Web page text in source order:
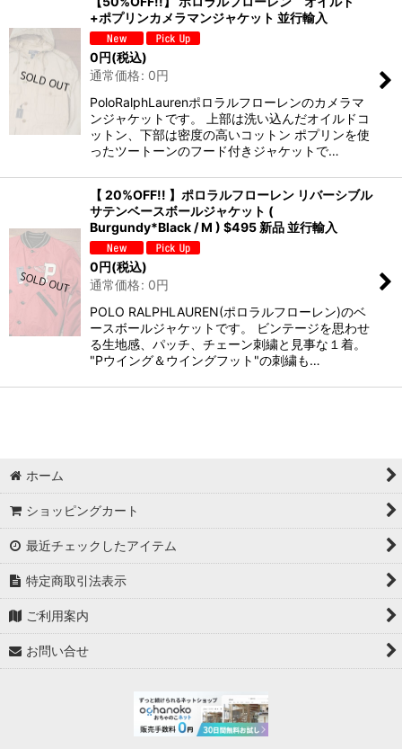
+ポプリンカメラマンジャケット 並行輸入
0円(税込)
通常価格: 0円
PoloRalphLaurenポロラルフローレンのカメラマ
ンジャケットです。 上部は洗い込んだオイルドコ
ットン、下部は密度の高いコットン ポプリンを使
ったツートーンのフード付きジャケットで…
【 20%OFF!! 】ポロラルフローレン リバーシブル
サテンベースボールジャケット (
Burgundy*Black / M ) $495 新品 並行輸入
0円(税込)
通常価格: 0円
POLO RALPHLAUREN(ポロラルフローレン)のベ
ースボールジャケットです。 ビンテージを思わせ
る生地感、パッチ、チェーン刺繍と見事な１着。
"Pウイング＆ウイングフット"の刺繍も…
ホーム
ショッピングカート
最近チェックしたアイテム
特定商取引法表示
ご利用案内
お問い合せ